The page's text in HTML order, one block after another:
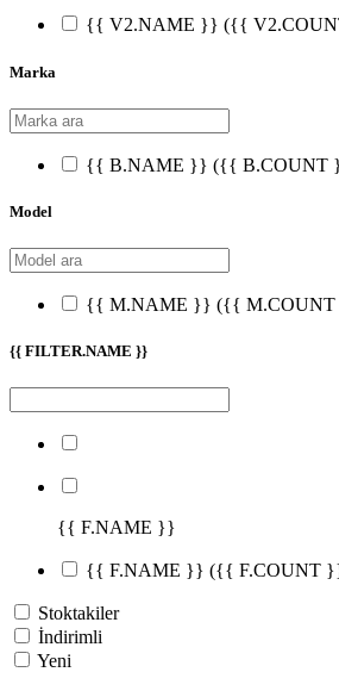
{{ V2.NAME }} ({{
Marka
{{ B.NAME }} ({{ B.COUNT
Model
{{ M.NAME }} ({{
{{ FILTER.NAME }}
{{ F.NAME }}
{{ F.NAME }} ({{ F.COUNT
Stoktakiler
İndirimli
Yeni